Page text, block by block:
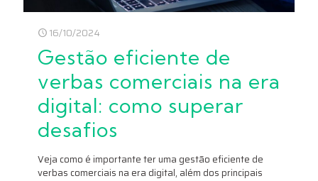
16/10/2024
Gestão eficiente de
verbas comerciais na era
digital: como superar
desafios
Veja como é importante ter uma gestão eficiente de
verbas comerciais na era digital, além dos principais